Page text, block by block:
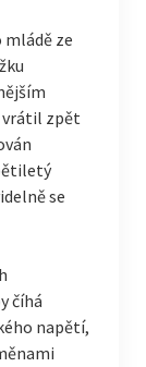
ze
vrátil zpět
se
číhá
napětí,